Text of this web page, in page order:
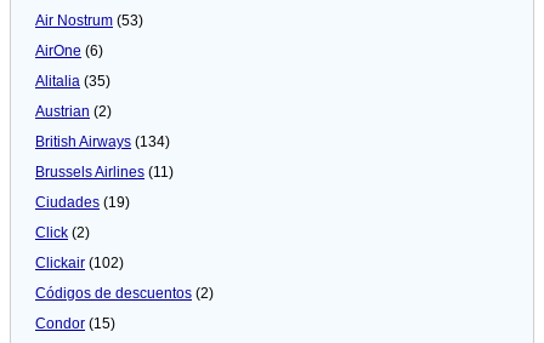
Air Nostrum (53)
AirOne (6)
Alitalia (35)
Austrian (2)
British Airways (134)
Brussels Airlines (11)
Ciudades (19)
Click (2)
Clickair (102)
Códigos de descuentos (2)
Condor (15)